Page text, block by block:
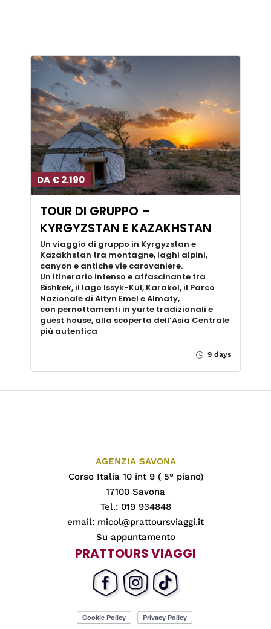
DA € 2.190
TOUR DI GRUPPO –
KYRGYZSTAN E KAZAKHSTAN
Un viaggio di gruppo in Kyrgyzstan e
Kazakhstan tra montagne, laghi alpini,
canyon e antiche vie carovaniere.
Un itinerario intenso e affascinante tra
Bishkek, il lago Issyk-Kul, Karakol, il Parco
Nazionale di Altyn Emel e Almaty,
con pernottamenti in yurte tradizionali e
guest house, alla scoperta dell’Asia Centrale
più autentica
9 days
AGENZIA SAVONA
Corso Italia 10 int 9 ( 5° piano)
17100 Savona
Tel.: 019 934848
email: micol@prattoursviaggi.it
Su appuntamento
PRATTOURS VIAGGI